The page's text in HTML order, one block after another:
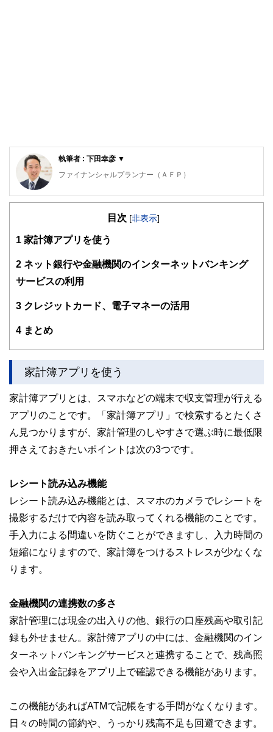
執筆者 : 下田幸彦 ▼
ファイナンシャルプランナー（ＡＦＰ）
ファイナンシャルプランナー・住宅ローンアドバイザー・証
築をきっかけにＦＰ資格を取得。
保険ショップ店長、東証一部上場ハウスメーカー金融担当者
どの金融商品を販売しない独立系ファイナンシャルプランナ
個別相談を中心に企業や学校へのマネーセミナー、各メディ
アへのコラム執筆も担当。
「青森くらしのお金相談室」
http://aoimori-fp.com/
無料メールマガジン「お金の知恵・マネーチェ」
http://aoimori-fp.com/mlmglp
目次 [非表示]
1 家計簿アプリを使う
2 ネット銀行や金融機関のインターネットバンキング
サービスの利用
3 クレジットカード、電子マネーの活用
4 まとめ
家計簿アプリを使う
家計簿アプリとは、スマホなどの端末で収支管理が行える
アプリのことです。「家計簿アプリ」で検索するとたくさ
ん見つかりますが、家計管理のしやすさで選ぶ時に最低限
押さえておきたいポイントは次の3つです。
レシート読み込み機能
レシート読み込み機能とは、スマホのカメラでレシートを
撮影するだけで内容を読み取ってくれる機能のことです。
手入力による間違いを防ぐことができますし、入力時間の
短縮になりますので、家計簿をつけるストレスが少なくな
ります。
金融機関の連携数の多さ
家計管理には現金の出入りの他、銀行の口座残高や取引記
録も外せません。家計簿アプリの中には、金融機関のイン
ターネットバンキングサービスと連携することで、残高照
会や入出金記録をアプリ上で確認できる機能があります。
この機能があればATMで記帳をする手間がなくなります。
日々の時間の節約や、うっかり残高不足も回避できます。